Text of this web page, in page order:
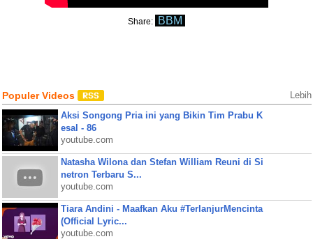
Share: BBM
Populer Videos Lebih
Aksi Songong Pria ini yang Bikin Tim Prabu K
esal - 86
youtube.com
Natasha Wilona dan Stefan William Reuni di Si
netron Terbaru S...
youtube.com
Tiara Andini - Maafkan Aku #TerlanjurMencinta
(Official Lyric...
youtube.com